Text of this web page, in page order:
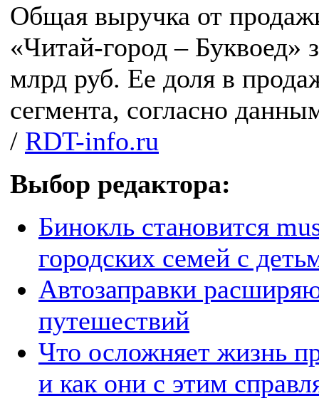
Общая выручка от
«Читай-город – Буквоед»
млрд руб. Ее доля в
сегмента, согласно
/ RDT-info.ru
Выбор редактора:
Бинокль становится
городских семей с
Автозаправки
путешествий
Что осложняет жизнь
и как они с этим